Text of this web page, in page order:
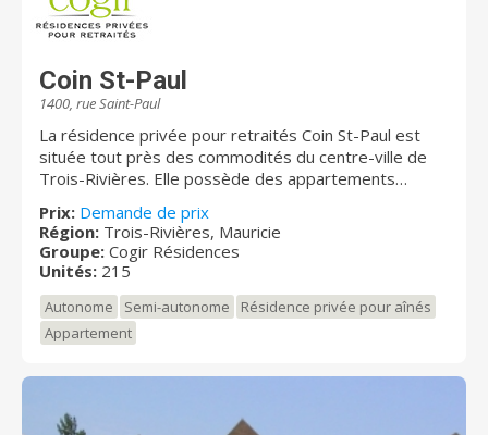
Coin St-Paul
1400, rue Saint-Paul
La résidence privée pour retraités Coin St-Paul est
située tout près des commodités du centre-ville de
Trois-Rivières. Elle possède des appartements
grande cour extérieure et de magnifiques jardins. Son
grand salon avec foyer adjacent à la salle des loisirs
en fait un endroit accueillant et chaleureux.
Prix: Demande de prix
Région: Trois-Rivières, Mauricie
Groupe: Cogir Résidences
Unités: 215
Autonome Semi-autonome
Résidence privée pour aînés
Appartement